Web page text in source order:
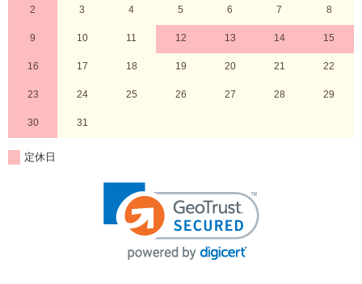
2 3 4 5 6 7 8
9 10 11 12 13 14 15
16 17 18 19 20 21 22
23 24 25 26 27 28 29
30 31
定休日